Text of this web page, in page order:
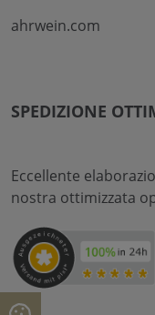
ahrwein.com
SPEDIZIONE
Eccellente
nostra ottimizzata